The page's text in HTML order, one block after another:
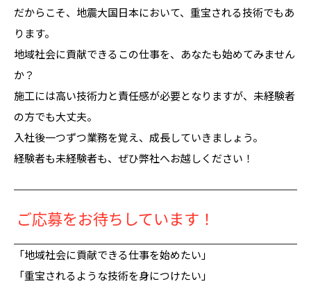
だからこそ、地震大国日本において、重宝される技術でもあ
ります。
地域社会に貢献できるこの仕事を、あなたも始めてみません
か？
施工には高い技術力と責任感が必要となりますが、未経験者
の方でも大丈夫。
入社後一つずつ業務を覚え、成長していきましょう。
経験者も未経験者も、ぜひ弊社へお越しください！
ご応募をお待ちしています！
「地域社会に貢献できる仕事を始めたい」
「重宝されるような技術を身につけたい」